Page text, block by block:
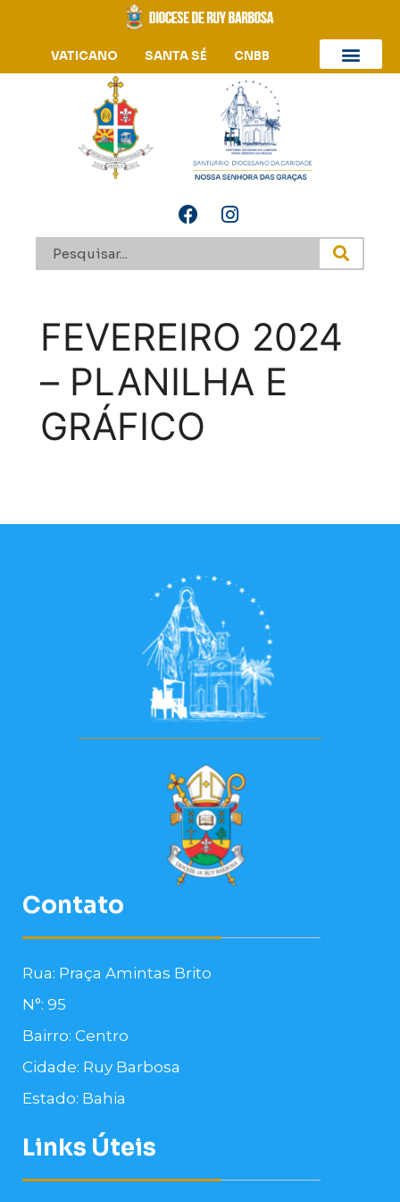
VATICANO SANTA SÉ CNBB
FEVEREIRO 2024
– PLANILHA E
GRÁFICO
Contato
Rua: Praça Amintas Brito
N°: 95
Bairro: Centro
Cidade: Ruy Barbosa
Estado: Bahia
Links Úteis